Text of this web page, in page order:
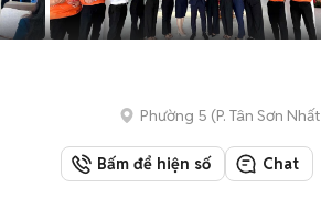
Phường 5 (P. Tân Sơn Nhất
Bấm để hiện số Chat